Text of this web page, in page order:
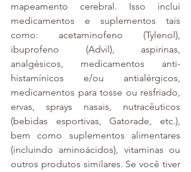
mapeamento cerebral. Isso inclui
medicamentos e suplementos tais
como: acetaminofeno (Tylenol),
ibuprofeno (Advil), aspirinas,
analgésicos, medicamentos anti-
histamínicos e/ou antialérgicos,
medicamentos para tosse ou resfriado,
ervas, sprays nasais, nutracêuticos
(bebidas esportivas, Gatorade, etc.),
bem como suplementos alimentares
(incluindo aminoácidos), vitaminas ou
outros produtos similares. Se você tiver